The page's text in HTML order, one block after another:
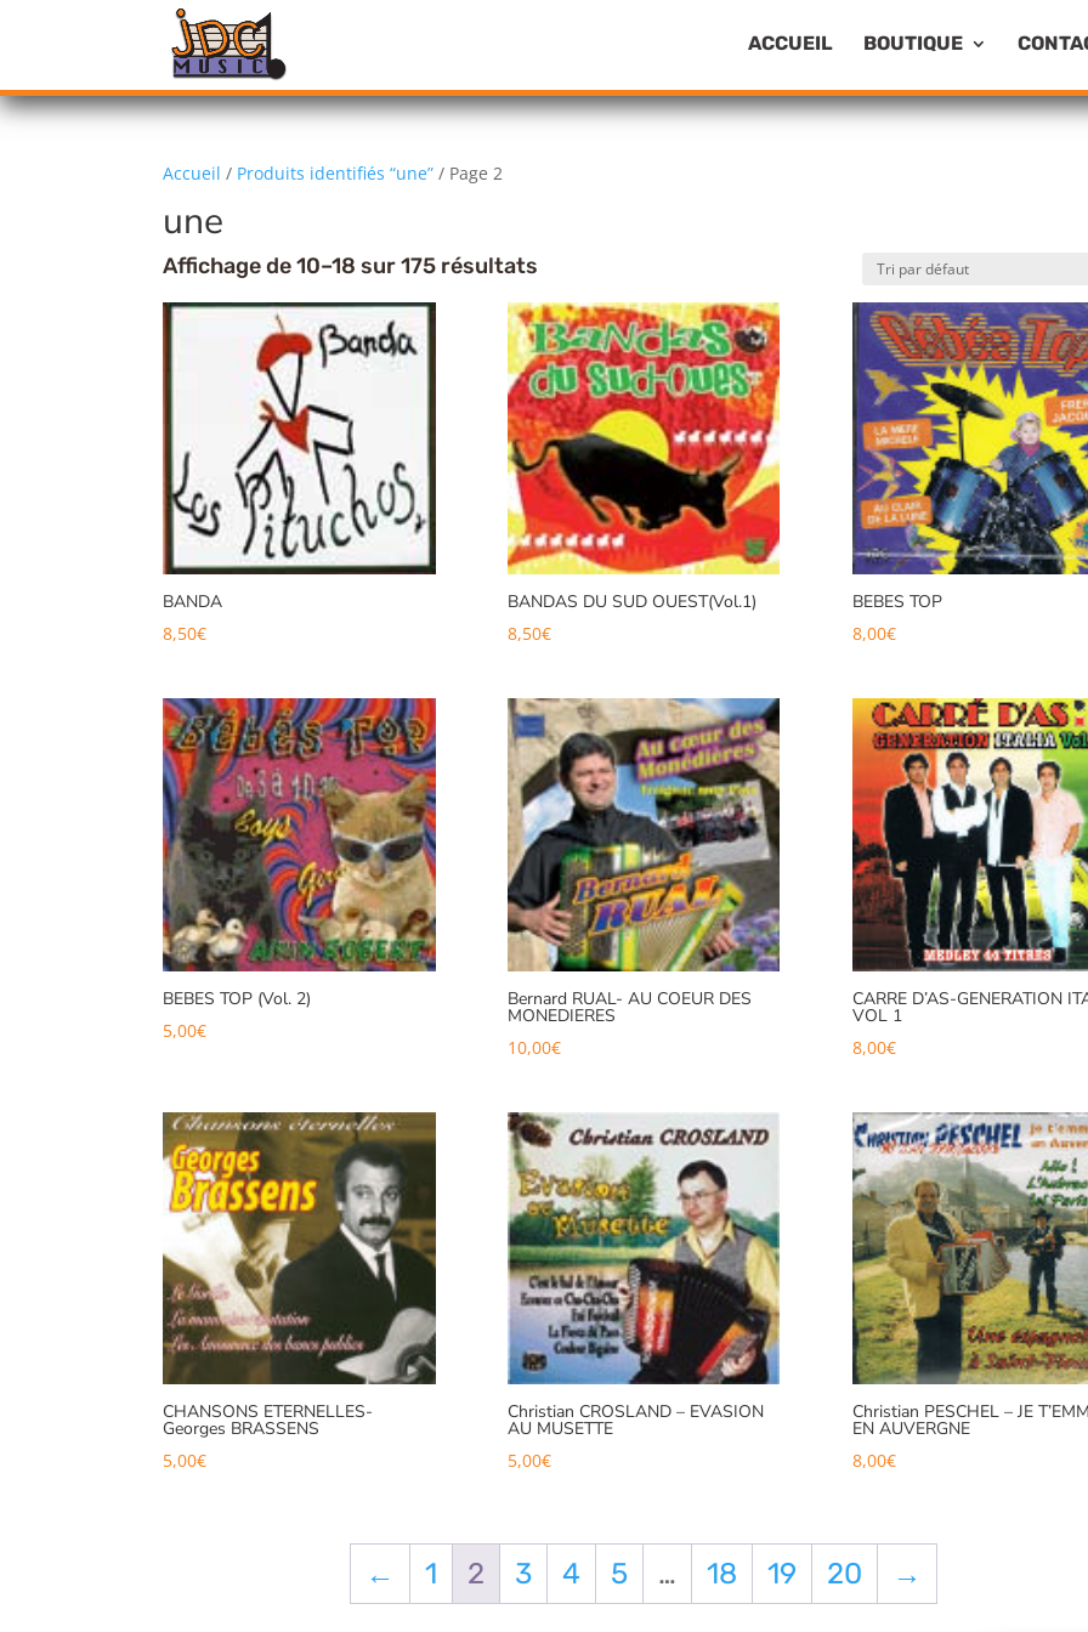
ACCUEIL BOUTIQUE
Accueil / Produits identifiés “une” / Page 2
une
Affichage de 10–18 sur 175 résultats
BANDA
8,50€
BANDAS DU SUD OUEST(Vol.1)
8,50€
BEBES TOP
8,00€
BEBES TOP (Vol. 2)
5,00€
Bernard RUAL- AU COEUR DES
MONEDIERES
10,00€
CARRE D’AS-GENERATION
VOL 1
8,00€
CHANSONS ETERNELLES-
Georges BRASSENS
5,00€
Christian CROSLAND – EVASION
AU MUSETTE
5,00€
Christian PESCHEL – JE
EN AUVERGNE
8,00€
← 1 2 3 4 5 … 18 19 20 →